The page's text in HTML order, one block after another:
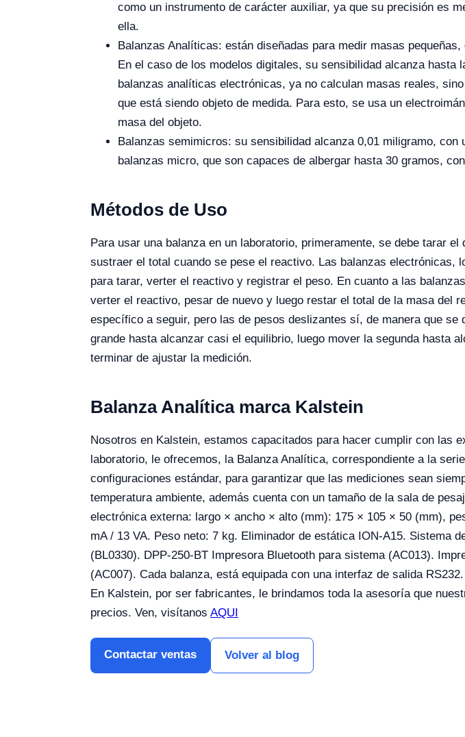
como un instrumento de carácter auxiliar, ya que su precisión es
ella.
Balanzas Analíticas: están diseñadas para medir masas
En el caso de los modelos digitales, su sensibilidad alcanza
balanzas analíticas electrónicas, ya no calculan masas reales,
que está siendo objeto de medida. Para esto, se usa un
masa del objeto.
Balanzas semimicros: su sensibilidad alcanza 0,01 miligramo,
balanzas micro, que son capaces de albergar hasta 30 gramos,
Métodos de Uso
Para usar una balanza en un laboratorio, primeramente, se debe tarar
sustraer el total cuando se pese el reactivo. Las balanzas electrónicas,
para tarar, verter el reactivo y registrar el peso. En cuanto a las
verter el reactivo, pesar de nuevo y luego restar el total de la masa del
específico a seguir, pero las de pesos deslizantes sí, de manera que
grande hasta alcanzar casi el equilibrio, luego mover la segunda hasta
terminar de ajustar la medición.
Balanza Analítica marca Kalstein
Nosotros en Kalstein, estamos capacitados para hacer cumplir con las
laboratorio, le ofrecemos, la Balanza Analítica, correspondiente a la
configuraciones estándar, para garantizar que las mediciones sean
temperatura ambiente, además cuenta con un tamaño de la sala de
electrónica externa: largo × ancho × alto (mm): 175 × 105 × 50 (mm),
mA / 13 VA. Peso neto: 7 kg. Eliminador de estática ION-A15. Sistema
(BL0330). DPP-250-BT Impresora Bluetooth para sistema (AC013).
(AC007). Cada balanza, está equipada con una interfaz de salida
En Kalstein, por ser fabricantes, le brindamos toda la asesoría que
precios. Ven, visítanos AQUI
Contactar ventas Volver al blog